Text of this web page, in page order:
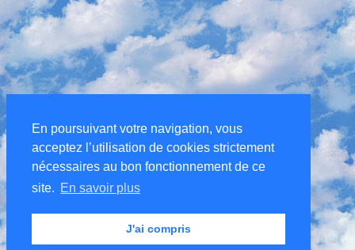
En poursuivant votre navigation, vous
acceptez l’utilisation de cookies strictement
nécessaires au bon fonctionnement de ce
site. En savoir plus
J'ai compris